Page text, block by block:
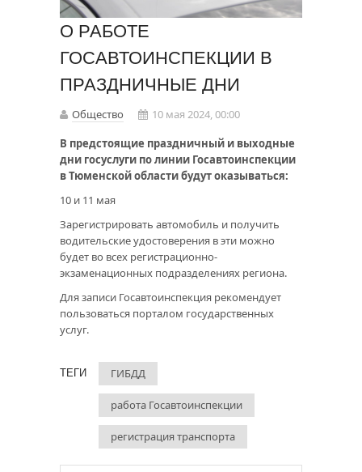
О РАБОТЕ
ГОСАВТОИНСПЕКЦИИ В
ПРАЗДНИЧНЫЕ ДНИ
Общество
10 мая 2024, 00:00
В предстоящие праздничный и выходные
дни госуслуги по линии Госавтоинспекции
в Тюменской области будут оказываться:
10 и 11 мая
Зарегистрировать автомобиль и получить
водительские удостоверения в эти можно
будет во всех регистрационно-
экзаменационных подразделениях региона.
Для записи Госавтоинспекция рекомендует
пользоваться порталом государственных
услуг.
ТЕГИ ГИБДД
работа Госавтоинспекции
регистрация транспорта